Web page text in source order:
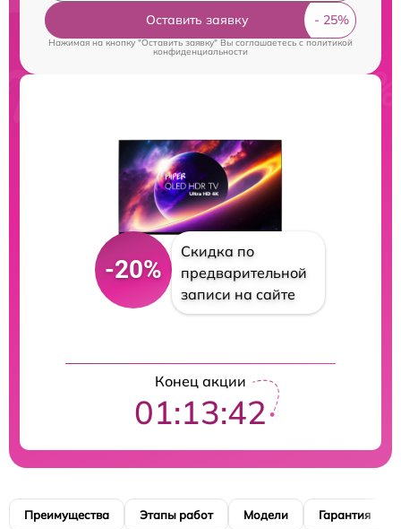
Оставить заявку
Нажимая на кнопку "Оставить заявку" Вы соглашаетесь cполитикой
конфиденциальности
-20%
Скидка по
предварительной
записи на сайте
Конец акции
01:13:42
Преимущества Этапы работ Модели Гарантия